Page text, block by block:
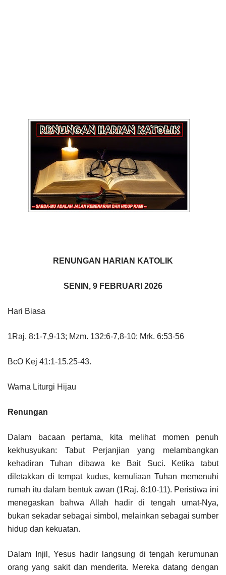
RENUNGAN HARIAN KATOLIK
SENIN, 9 FEBRUARI 2026
Hari Biasa
1Raj. 8:1-7,9-13; Mzm. 132:6-7,8-10; Mrk. 6:53-56
BcO Kej 41:1-15.25-43.
Warna Liturgi Hijau
Renungan
Dalam bacaan pertama, kita melihat momen penuh
kekhusyukan: Tabut Perjanjian yang melambangkan
kehadiran Tuhan dibawa ke Bait Suci. Ketika tabut
diletakkan di tempat kudus, kemuliaan Tuhan memenuhi
rumah itu dalam bentuk awan (1Raj. 8:10-11). Peristiwa ini
menegaskan bahwa Allah hadir di tengah umat-Nya,
bukan sekadar sebagai simbol, melainkan sebagai sumber
hidup dan kekuatan.
Dalam Injil, Yesus hadir langsung di tengah kerumunan
orang yang sakit dan menderita. Mereka datang dengan